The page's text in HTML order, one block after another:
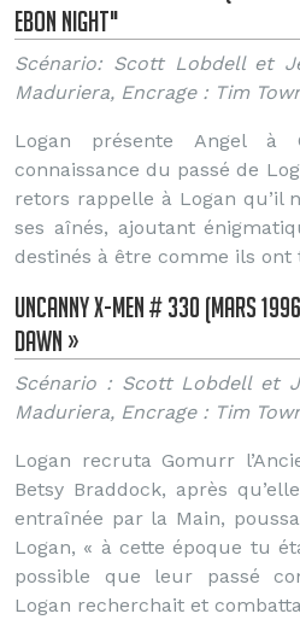
Ebon Night"
Scénario: Scott Lobdell et
Maduriera, Encrage : Tim
Logan présente Angel à
connaissance du passé de
retors rappelle à Logan qu’il
ses aînés, ajoutant
destinés à être comme ils ont
Uncanny X-Men # 330 (Mars
Dawn »
Scénario : Scott Lobdell et
Maduriera, Encrage : Tim
Logan recruta Gomurr
Betsy Braddock, après
entraînée par la Main,
Logan, « à cette époque tu
possible que leur passé
Logan recherchait et